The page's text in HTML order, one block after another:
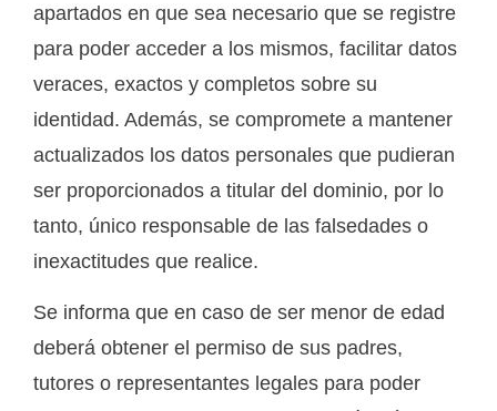
apartados en que sea necesario que se registre
para poder acceder a los mismos, facilitar datos
veraces, exactos y completos sobre su
identidad. Además, se compromete a mantener
actualizados los datos personales que pudieran
ser proporcionados a titular del dominio, por lo
tanto, único responsable de las falsedades o
inexactitudes que realice.
Se informa que en caso de ser menor de edad
deberá obtener el permiso de sus padres,
tutores o representantes legales para poder